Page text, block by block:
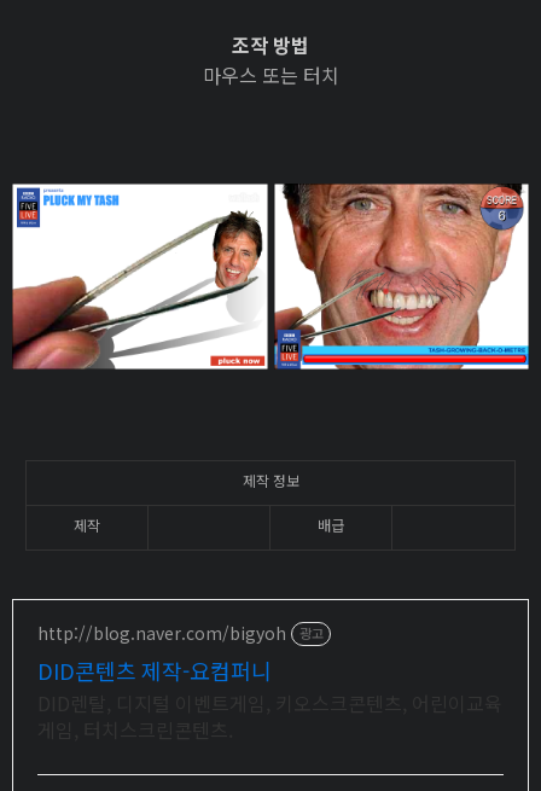
조작 방법
마우스 또는 터치
제작 정보
제작 배급
http://blog.naver.com/bigyoh 광고
DID콘텐츠 제작-요컴퍼니